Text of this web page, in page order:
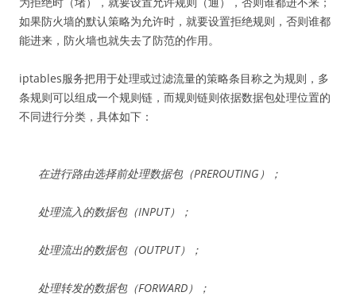
如果防火墙的默认策略为允许时，就要设置拒绝规则，否则谁都
能进来，防火墙也就失去了防范的作用。
iptables服务把用于处理或过滤流量的策略条目称之为规则，多
条规则可以组成一个规则链，而规则链则依据数据包处理位置的
不同进行分类，具体如下：
在进行路由选择前处理数据包（PREROUTING）；
处理流入的数据包（INPUT）；
处理流出的数据包（OUTPUT）；
处理转发的数据包（FORWARD）；